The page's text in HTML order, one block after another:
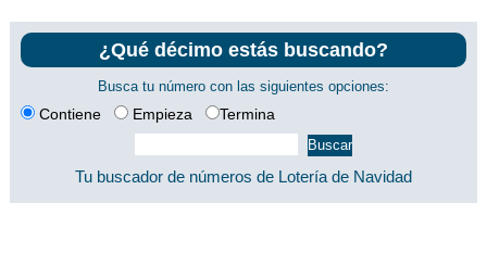
¿Qué décimo estás buscando?
Busca tu número con las siguientes opciones:
Contiene Empieza Termina
Tu buscador de números de Lotería de Navidad